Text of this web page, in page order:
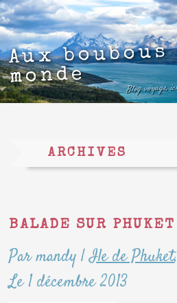
Aux boubous
monde
Blog voyage,
ARCHIVES
BALADE SUR
Par mandy |Ile de Phuket
Le 1 décembre 2013